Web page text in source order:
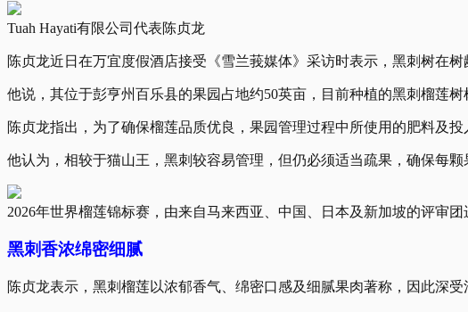
Tuah Hayati有限公司代表陈贞龙
陈贞龙近日在万宜度假酒店接受《雪兰莪媒体》采访时表示，黑刺树在
他说，其位于彭亨州百乐县的果园占地约50英亩，目前种植的黑刺榴莲树
陈贞龙指出，为了确保榴莲品质优良，果园管理过程中所使用的肥料及投
他认为，相较于猫山王，黑刺较容易管理，但仍必须适当疏果，确保每颗
2026年世界榴莲锦标赛，由来自马来西亚、中国、日本及新加坡的评审
黑刺香浓绵密细腻
陈贞龙表示，黑刺榴莲以浓郁香气、绵密口感及细腻果肉著称，因此深受